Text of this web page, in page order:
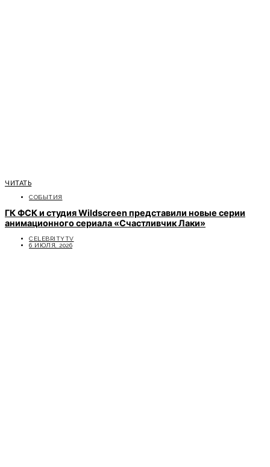
ЧИТАТЬ
СОБЫТИЯ
ГК ФСК и студия Wildscreen представили новые серии
анимационного сериала «Счастливчик Лаки»
CELEBRITYTV
6 ИЮЛЯ, 2026